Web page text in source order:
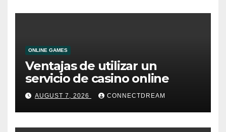
ONLINE GAMES
Ventajas de utilizar un
servicio de casino online
AUGUST 7, 2026 CONNECTDREAM